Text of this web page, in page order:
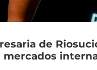
de
mercados